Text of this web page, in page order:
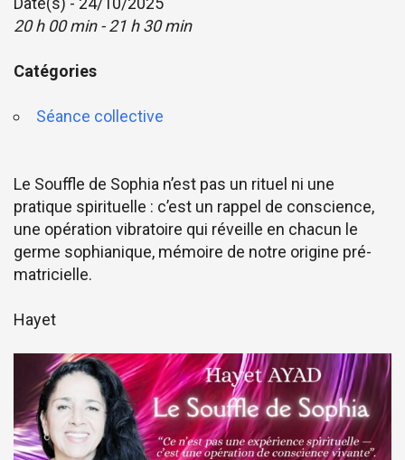
20 h 00 min - 21 h 30 min
Catégories
Séance collective
Le Souffle de Sophia n’est pas un rituel ni une
pratique spirituelle : c’est un rappel de conscience,
une opération vibratoire qui réveille en chacun le
germe sophianique, mémoire de notre origine pré-
matricielle.
Hayet